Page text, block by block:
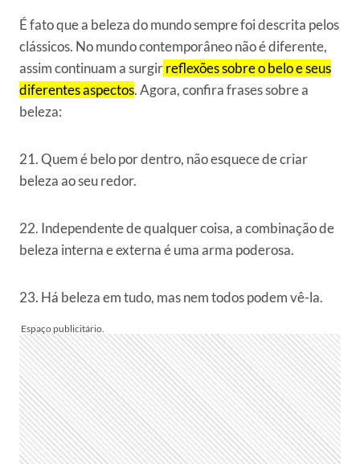
É fato que a beleza do mundo sempre foi descrita pelos
clássicos. No mundo contemporâneo não é diferente,
assim continuam a surgirreflexões sobre o belo e seus
diferentes aspectos. Agora, confira frases sobre a
beleza:
21. Quem é belo por dentro, não esquece de criar
beleza ao seu redor.
22. Independente de qualquer coisa, a combinação de
beleza interna e externa é uma arma poderosa.
23. Há beleza em tudo, mas nem todos podem vê-la.